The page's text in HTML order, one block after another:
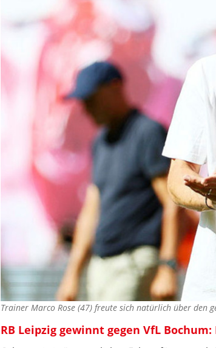
Trainer Marco Rose (47) freute sich natürlich über den
RB Leipzig gewinnt gegen VfL